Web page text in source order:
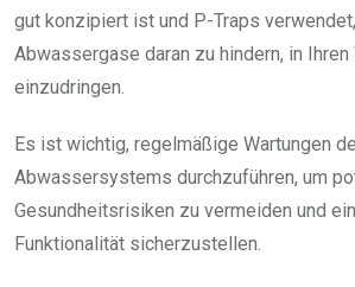
gut konzipiert ist und P-Traps
Abwassergase daran zu hindern, in Ihren
einzudringen.
Es ist wichtig, regelmäßige Wartungen
Abwassersystems durchzuführen, um
Gesundheitsrisiken zu vermeiden und
Funktionalität sicherzustellen.